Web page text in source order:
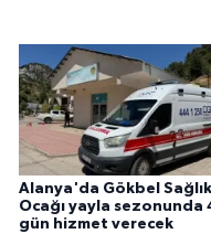
Alanya'da Gökbel Sağlık
Ocağı yayla sezonunda
gün hizmet verecek